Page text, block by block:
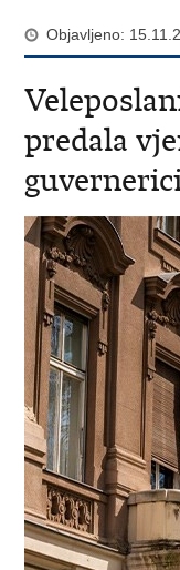
Objavljeno:
predala